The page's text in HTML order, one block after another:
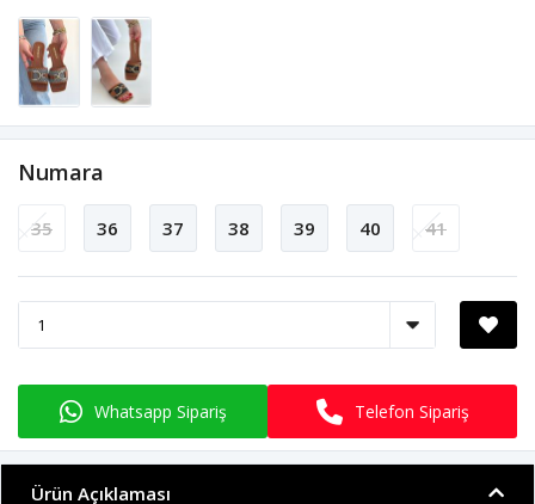
Numara
35 36 37 38 39 40 41
Whatsapp Sipariş Telefon Sipariş
Ürün Açıklaması